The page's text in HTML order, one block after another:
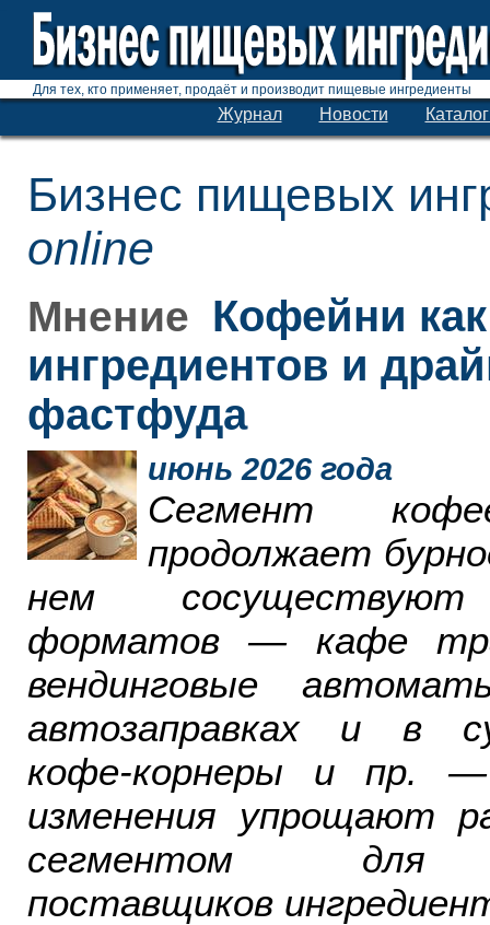
Для тех, кто применяет, продаёт и производит пищевые ингредиенты
Журнал Новости
Бизнес пищевых
online
Мнение Кофейни
ингредиентов и
фастфуда
июнь 2026 года
Сегмент
продолжает
нем
форматов — кафе
вендинговые
автозаправках и в
кофе-корнеры и пр.
изменения упрощают
сегментом для
поставщиков